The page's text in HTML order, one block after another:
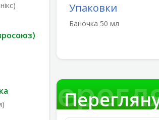
Упаковки
Баночка 50 мл